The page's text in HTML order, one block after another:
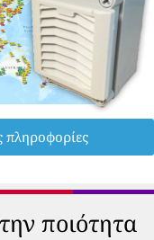
πληροφορίες
ποιότητα